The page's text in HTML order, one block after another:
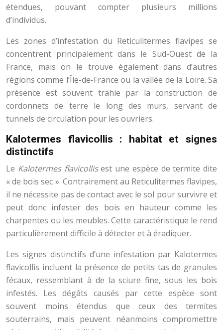
étendues, pouvant compter plusieurs millions
d’individus.
Les zones d’infestation du Reticulitermes flavipes se
concentrent principalement dans le Sud-Ouest de la
France, mais on le trouve également dans d’autres
régions comme l’Île-de-France ou la vallée de la Loire. Sa
présence est souvent trahie par la construction de
cordonnets de terre le long des murs, servant de
tunnels de circulation pour les ouvriers.
Kalotermes flavicollis : habitat et signes
distinctifs
Le Kalotermes flavicollisest une espèce de termite dite
« de bois sec ». Contrairement au Reticulitermes flavipes,
il ne nécessite pas de contact avec le sol pour survivre et
peut donc infester des bois en hauteur comme les
charpentes ou les meubles. Cette caractéristique le rend
particulièrement difficile à détecter et à éradiquer.
Les signes distinctifs d’une infestation par Kalotermes
flavicollis incluent la présence de petits tas de granules
fécaux, ressemblant à de la sciure fine, sous les bois
infestés. Les dégâts causés par cette espèce sont
souvent moins étendus que ceux des termites
souterrains, mais peuvent néanmoins compromettre